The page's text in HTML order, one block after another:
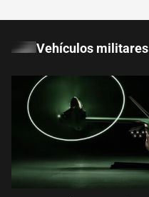
Vehículos militares